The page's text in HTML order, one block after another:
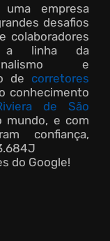
empresa
desafios
colaboradores
a linha da
e
de corretores
conhecimento
de São
mundo, e com
confiança,
do Google!